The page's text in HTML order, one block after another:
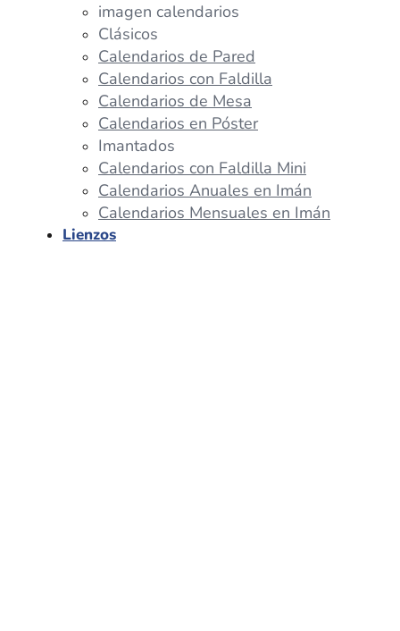
imagen calendarios
Clásicos
Calendarios de Pared
Calendarios con Faldilla
Calendarios de Mesa
Calendarios en Póster
Imantados
Calendarios con Faldilla Mini
Calendarios Anuales en Imán
Calendarios Mensuales en Imán
Lienzos